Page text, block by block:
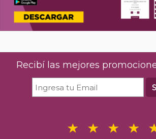
Recibí las mejores